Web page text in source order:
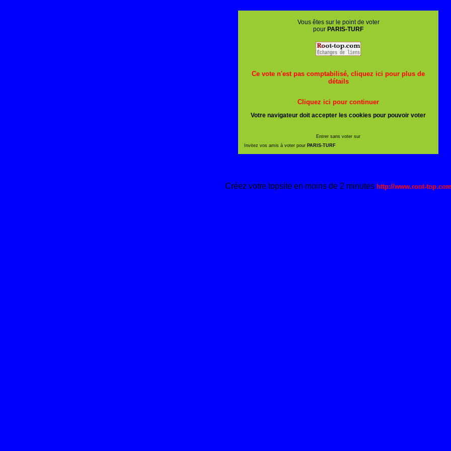
Vous êtes sur le point de voter
pour PARIS-TURF
Ce vote n'est pas comptabilisé, cliquez ici pour plus de
détails
Cliquez ici pour continuer
Votre navigateur doit accepter les cookies pour pouvoir voter
Entrer sans voter sur
Invitez vos amis à voter pour PARIS-TURF
Créez votre topsite en moins de 2 minutes http://www.root-